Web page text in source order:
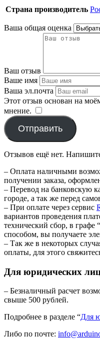
Страна производитель
Ваша общая оценка
Ваш отзыв
Ваше имя
Ваша эл.почта
Этот отзыв основан на
мнение.
Отправить
Отзывов ещё нет.
– Оплата наличными
получении заказа,
– Перевод на банковскую
городе, а так же перед
– При оплате через сервис
вариантов проведения
технический сбор, в
способом, вы получаете
– Так же в некоторых
оплаты, для этого
Для юридических
– Безналичный расчет
свыше 500 рублей.
Подробнее в разделе “Для
Либо по почте: